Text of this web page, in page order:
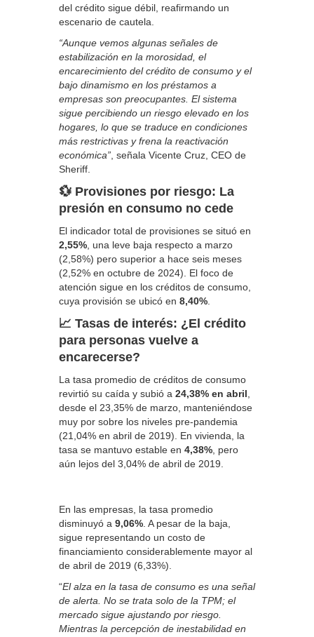
del crédito sigue débil, reafirmando un
escenario de cautela.
“Aunque vemos algunas señales de
estabilización en la morosidad, el
encarecimiento del crédito de consumo y el
bajo dinamismo en los préstamos a
empresas son preocupantes. El sistema
sigue percibiendo un riesgo elevado en los
hogares, lo que se traduce en condiciones
más restrictivas y frena la reactivación
económica” , señala Vicente Cruz, CEO de
Sheriff.
💱 Provisiones por riesgo: La
presión en consumo no cede
El indicador total de provisiones se situó en
2,55% , una leve baja respecto a marzo
(2,58%) pero superior a hace seis meses
(2,52% en octubre de 2024). El foco de
atención sigue en los créditos de consumo,
cuya provisión se ubicó en 8,40%
📈 Tasas de interés: ¿El crédito
para personas vuelve a
encarecerse?
La tasa promedio de créditos de consumo
revirtió su caída y subió a 24,38% en abril
desde el 23,35% de marzo, manteniéndose
muy por sobre los niveles pre-pandemia
(21,04% en abril de 2019). En vivienda, la
tasa se mantuvo estable en 4,38% , pero
aún lejos del 3,04% de abril de 2019.
En las empresas, la tasa promedio
disminuyó a 9,06% . A pesar de la baja,
sigue representando un costo de
financiamiento considerablemente mayor al
de abril de 2019 (6,33%).
“El alza en la tasa de consumo es una señal
de alerta. No se trata solo de la TPM; el
mercado sigue ajustando por riesgo.
Mientras la percepción de inestabilidad en